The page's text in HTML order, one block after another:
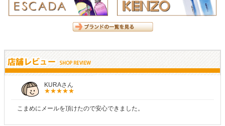
KURAさん
こまめにメールを頂けたので安心できました。